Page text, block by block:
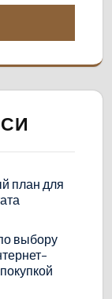
план для
выбору